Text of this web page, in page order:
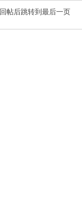
回帖后跳转到最后一页